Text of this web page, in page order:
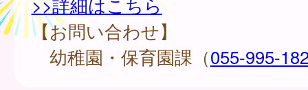
>>詳細はこちら
【お問い合わせ】
幼稚園・保育園課（055-995-